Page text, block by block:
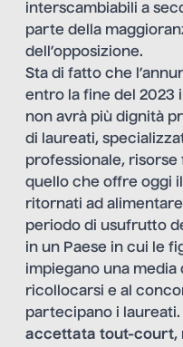
interscambiabili a
parte della
dell’opposizione.
Sta di fatto che
entro la fine del 2023
non avrà più dignità
di laureati,
professionale,
quello che offre oggi
ritornati ad
periodo di usufrutto
in un Paese in cui le
impiegano una media
ricollocarsi e al
partecipano i laureati.
accettata tout-court,